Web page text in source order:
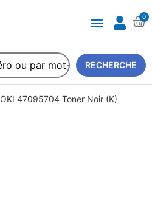
0
RECHERCHE
OKI 47095704 Toner Noir (K)